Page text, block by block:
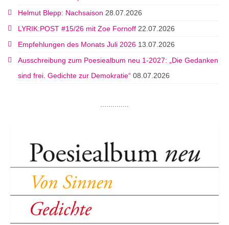
Helmut Blepp: Nachsaison 28.07.2026
LYRIK:POST #15/26 mit Zoe Fornoff 22.07.2026
Empfehlungen des Monats Juli 2026 13.07.2026
Ausschreibung zum Poesiealbum neu 1-2027: „Die Gedanken
sind frei. Gedichte zur Demokratie“ 08.07.2026